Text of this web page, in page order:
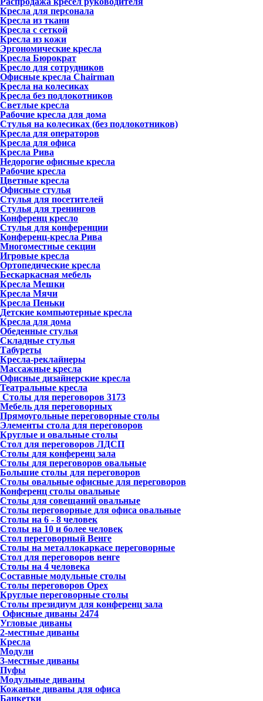
Кресла для персонала
Кресла из ткани
Кресла с сеткой
Кресла из кожи
Эргономические кресла
Кресла Бюрократ
Кресло для сотрудников
Офисные кресла Chairman
Кресла на колесиках
Кресла без подлокотников
Светлые кресла
Рабочие кресла для дома
Стулья на колесиках (без подлокотников)
Кресла для операторов
Кресла для офиса
Кресла Рива
Недорогие офисные кресла
Рабочие кресла
Цветные кресла
Офисные стулья
Стулья для посетителей
Стулья для тренингов
Конференц кресло
Стулья для конференции
Конференц-кресла Рива
Многоместные секции
Игровые кресла
Ортопедические кресла
Бескаркасная мебель
Кресла Мешки
Кресла Мячи
Кресла Пеньки
Детские компьютерные кресла
Кресла для дома
Обеденные стулья
Складные стулья
Табуреты
Кресла-реклайнеры
Массажные кресла
Офисные дизайнерские кресла
Театральные кресла
Столы для переговоров 3173
Мебель для переговорных
Прямоугольные переговорные столы
Элементы стола для переговоров
Круглые и овальные столы
Стол для переговоров ЛДСП
Столы для конференц зала
Столы для переговоров овальные
Большие столы для переговоров
Столы овальные офисные для переговоров
Конференц столы овальные
Столы для совещаний овальные
Столы переговорные для офиса овальные
Столы на 6 - 8 человек
Столы на 10 и более человек
Стол переговорный Венге
Столы на металлокаркасе переговорные
Стол для переговоров венге
Столы на 4 человека
Составные модульные столы
Столы переговоров Орех
Круглые переговорные столы
Столы президиум для конференц зала
Офисные диваны 2474
Угловые диваны
2-местные диваны
Кресла
Модули
3-местные диваны
Пуфы
Модульные диваны
Кожаные диваны для офиса
Банкетки